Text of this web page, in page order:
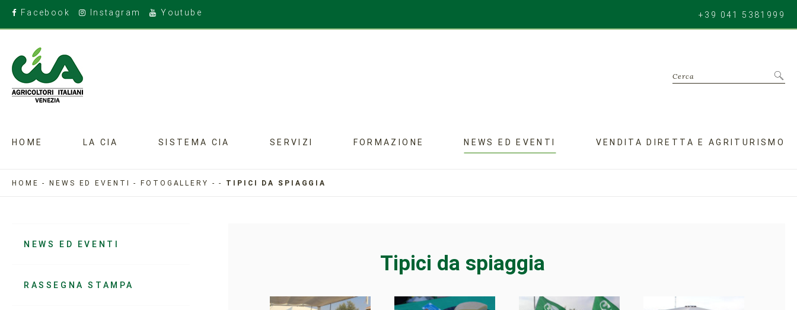
Facebook Instagram Youtube +39 041 5381999
Cerca
HOME LA CIA SISTEMA CIA SERVIZI FORMAZIONE NEWS ED EVENTI VENDITA DIRETTA E AGRITURISMO
HOME -NEWS ED EVENTI -FOTOGALLERY -- TIPICI DA SPIAGGIA
NEWS ED EVENTI
RASSEGNA STAMPA
Tipici da spiaggia